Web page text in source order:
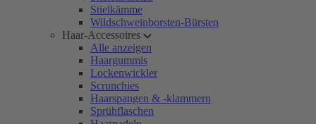
Stielkämme
Wildschweinborsten-Bürsten
Haar-Accessoires
Alle anzeigen
Haargummis
Lockenwickler
Scrunchies
Haarspangen & -klammern
Sprühflaschen